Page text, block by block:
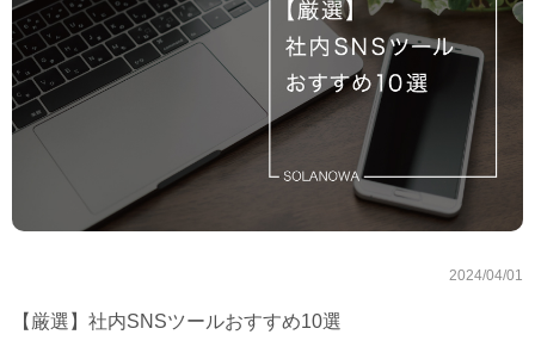
2024/04/01
【厳選】社内SNSツールおすすめ10選